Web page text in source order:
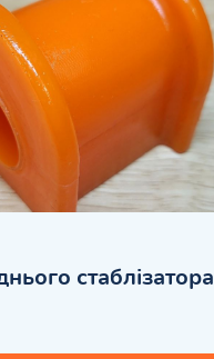
стаблізатора